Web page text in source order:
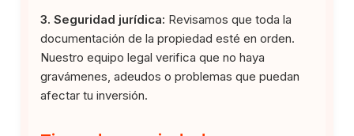
3. Seguridad jurídica: Revisamos que toda la
documentación de la propiedad esté en orden.
Nuestro equipo legal verifica que no haya
gravámenes, adeudos o problemas que puedan
afectar tu inversión.